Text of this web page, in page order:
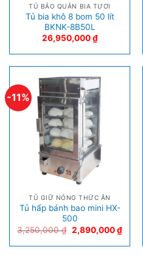
TỦ BẢO QUẢN BIA TƯƠI
Tủ bia khô 8 bom 50 lít
BKNK-8B50L
26,950,000₫
-11%
TỦ GIỮ NÓNG THỨC ĂN
Tủ hấp bánh bao mini HX-
500
3,250,000₫ 2,890,000₫